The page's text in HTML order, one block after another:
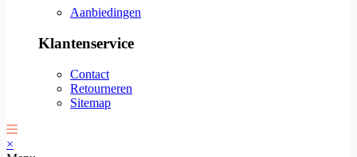
Aanbiedingen
Klantenservice
Contact
Retourneren
Sitemap
×